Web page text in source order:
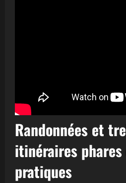
Randonnées et
itinéraires
pratiques